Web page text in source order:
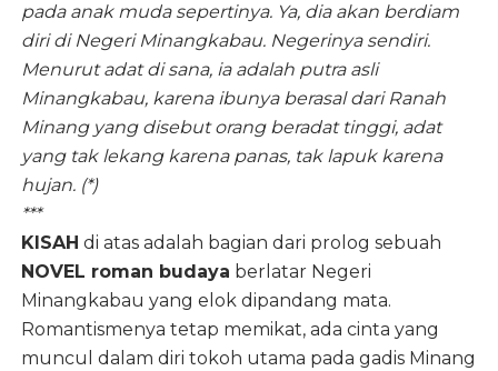
pada anak muda sepertinya. Ya, dia akan berdiam
diri di Negeri Minangkabau. Negerinya sendiri.
Menurut adat di sana, ia adalah putra asli
Minangkabau, karena ibunya berasal dari Ranah
Minang yang disebut orang beradat tinggi, adat
yang tak lekang karena panas, tak lapuk karena
hujan. (*)
***
KISAH di atas adalah bagian dari prolog sebuah
NOVEL roman budaya berlatar Negeri
Minangkabau yang elok dipandang mata.
Romantismenya tetap memikat, ada cinta yang
muncul dalam diri tokoh utama pada gadis Minang